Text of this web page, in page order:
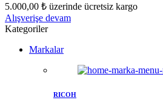
5.000,00 ₺ üzerinde ücretsiz kargo
Alışverişe devam
Kategoriler
Markalar
RICOH